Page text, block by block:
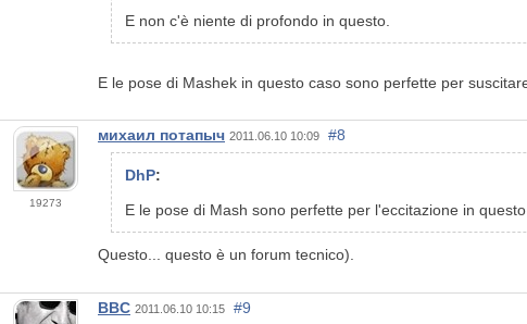
E non c'è niente di profondo in questo.
E le pose di Mashek in questo caso sono perfette per
19273
михаил потапыч 2011.06.10 10:09 #8
DhP:
E le pose di Mash sono perfette per l'eccitazione in
Questo... questo è un forum tecnico).
BBC 2011.06.10 10:15 #9